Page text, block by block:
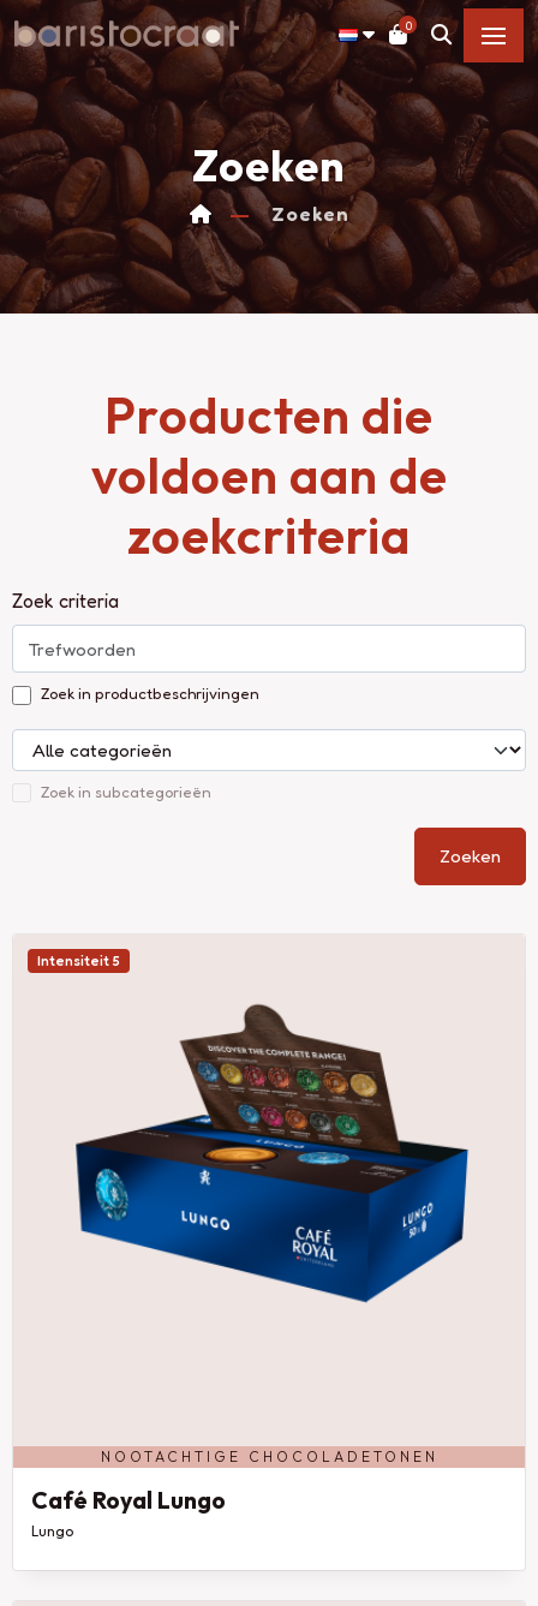
0
Zoeken
Zoeken
Producten die
voldoen aan de
zoekcriteria
Zoek criteria
Zoek in productbeschrijvingen
Zoek in subcategorieën
Zoeken
Intensiteit 5
NOOTACHTIGE CHOCOLADETONEN
Café Royal Lungo
Lungo